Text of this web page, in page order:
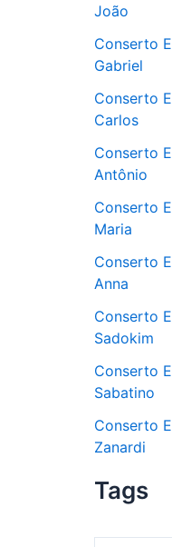
João
Conserto
Gabriel
Conserto
Carlos
Conserto
Antônio
Conserto
Maria
Conserto
Anna
Conserto
Sadokim
Conserto
Sabatino
Conserto
Zanardi
Tags